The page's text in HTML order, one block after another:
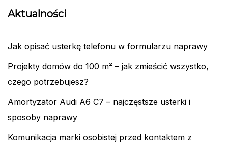
Aktualności
Jak opisać usterkę telefonu w formularzu naprawy
Projekty domów do 100 m² – jak zmieścić wszystko,
czego potrzebujesz?
Amortyzator Audi A6 C7 – najczęstsze usterki i
sposoby naprawy
Komunikacja marki osobistej przed kontaktem z